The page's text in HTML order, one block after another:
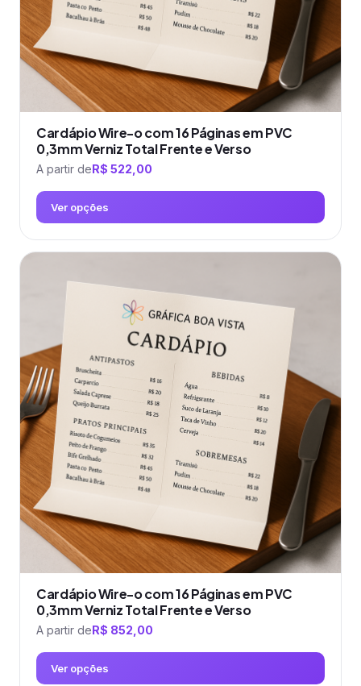
página
do
produto
Cardápio Wire-o com 16 Páginas em PVC
0,3mm Verniz Total Frente e Verso
A partir deR$ 522,00
Ver opções
Este
produto
As
opções
podem
ser
escolhidas
na
página
do
produto
Cardápio Wire-o com 16 Páginas em PVC
0,3mm Verniz Total Frente e Verso
A partir deR$ 852,00
Ver opções